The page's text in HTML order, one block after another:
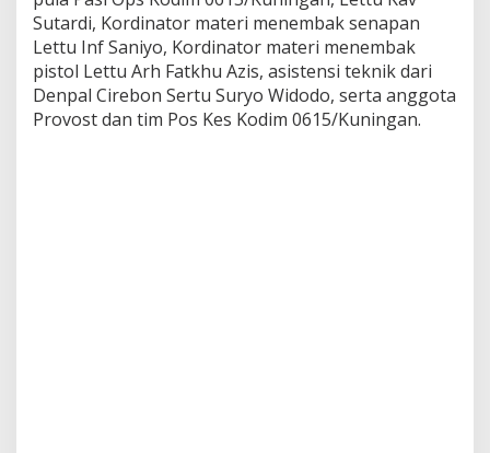
Sutardi, Kordinator materi menembak senapan
Lettu Inf Saniyo, Kordinator materi menembak
pistol Lettu Arh Fatkhu Azis, asistensi teknik dari
Denpal Cirebon Sertu Suryo Widodo, serta anggota
Provost dan tim Pos Kes Kodim 0615/Kuningan.